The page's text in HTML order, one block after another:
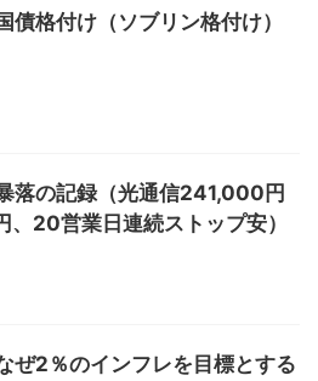
債格付け（ソブリン格付け）
落の記録（光通信241,000円
20営業日連続ストップ安）
ぜ2％のインフレを目標とする